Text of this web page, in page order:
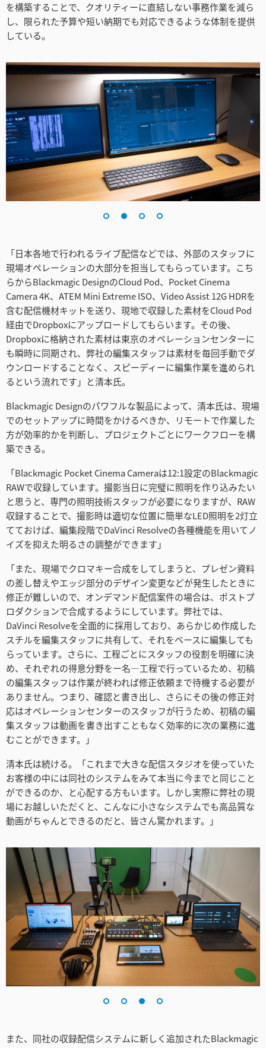
UAE
United Kingdom
を構築することで、クオリティーに直結しない事務作業を減ら
し、限られた予算や短い納期でも対応できるような体制を提供
している。
「日本各地で行われるライブ配信などでは、外部のスタッフに
現場オペレーションの大部分を担当してもらっています。こち
らからBlackmagic DesignのCloud Pod、Pocket Cinema
Camera 4K、ATEM Mini Extreme ISO、Video Assist 12G HDRを
含む配信機材キットを送り、現地で収録した素材をCloud Pod
経由でDropboxにアップロードしてもらいます。その後、
Dropboxに格納された素材は東京のオペレーションセンターに
も瞬時に同期され、弊社の編集スタッフは素材を毎回手動でダ
ウンロードすることなく、スピーディーに編集作業を進められ
るという流れです」と清本氏。
Blackmagic Designのパワフルな製品によって、清本氏は、現場
でのセットアップに時間をかけるべきか、リモートで作業した
方が効率的かを判断し、プロジェクトごとにワークフローを構
築できる。
「Blackmagic Pocket Cinema Cameraは12:1設定のBlackmagic
RAWで収録しています。撮影当日に完璧に照明を作り込みたい
と思うと、専門の照明技術スタッフが必要になりますが、RAW
収録することで、撮影時は適切な位置に簡単なLED照明を2灯立
てておけば、編集段階でDaVinci Resolveの各種機能を用いてノ
イズを抑えた明るさの調整ができます」
「また、現場でクロマキー合成をしてしまうと、プレゼン資料
の差し替えやエッジ部分のデザイン変更などが発生したときに
修正が難しいので、オンデマンド配信案件の場合は、ポストプ
ロダクションで合成するようにしています。弊社では、
DaVinci Resolveを全面的に採用しており、あらかじめ作成した
スチルを編集スタッフに共有して、それをベースに編集しても
らっています。さらに、工程ごとにスタッフの役割を明確に決
め、それぞれの得意分野をー名―工程で行っているため、初稿
の編集スタッフは作業が終われば修正依頼まで待機する必要が
ありません。つまり、確認と書き出し、さらにその後の修正対
応はオペレーションセンターのスタッフが行うため、初稿の編
集スタッフは動画を書き出すこともなく効率的に次の業務に進
むことができます。」
清本氏は続ける。「これまで大きな配信スタジオを使っていた
お客様の中には同社のシステムをみて本当に今までと同じこと
ができるのか、と心配する方もいます。しかし実際に弊社の現
場にお越しいただくと、こんなに小さなシステムでも高品質な
動画がちゃんとできるのだと、皆さん驚かれます。」
また、同社の収録配信システムに新しく追加されたBlackmagic